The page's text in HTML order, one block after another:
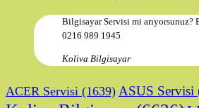
Bilgisayar Servisi mi arıyorsunuz?
0216 989 1945
Koliva Bilgisayar
ACER Servisi (1639) ASUS Servisi